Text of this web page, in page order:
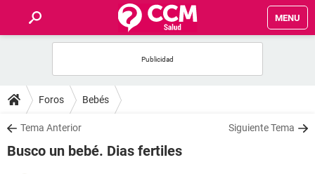
MENU
FOROS
SALUD
Foros Bebés
Tema Anterior Siguiente Tema
Busco un bebé. Dias fertiles